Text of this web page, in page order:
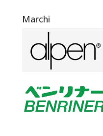
Marchi